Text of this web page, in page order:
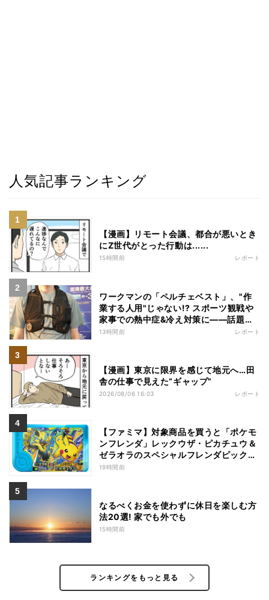
人気記事ランキング
【漫画】リモート会議、都合が悪いとき
にZ世代がとった行動は......
15時間前 レポート
ワークマンの「ペルチェベスト」、"作
業する人用"じゃない!? スポーツ観戦や
家事での熱中症&冷え対策に――話題の
商品を徹底検証
13時間前 レポート
【漫画】東京に限界を感じて地元へ…田
舎の仕事で見えた“ギャップ”
2026/08/06 16:03 レポート
【ファミマ】対象商品を買うと「ポケモ
ンフレンダ」レックウザ・ピカチュウ＆
ゼラオラのスペシャルフレンダピックが
もらえるキャンペーン
19時間前
なるべくお金を使わずに休日を楽しむ方
法20選! 家でも外でも
15時間前
ランキングをもっと見る